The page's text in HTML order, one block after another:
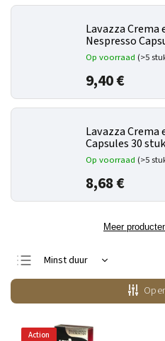
Lavazza Crema
Nespresso
Op voorraad (>5
9,40 €
Lavazza Crema
Capsules 30
Op voorraad (>5
8,68 €
Meer
Minst duur
Duurste
Bestsellers
Alfabetisch
Action